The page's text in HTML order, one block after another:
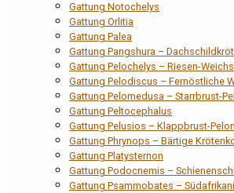
Gattung Notochelys
Gattung Orlitia
Gattung Palea
Gattung Pangshura –
Gattung Pelochelys – Riesen-
Gattung Pelodiscus – Fernöstliche
Gattung Pelomedusa – Starrbrust-
Gattung Peltocephalus
Gattung Pelusios – Klappbrust-
Gattung Phrynops – Bärtige
Gattung Platysternon
Gattung Podocnemis –
Gattung Psammobates –